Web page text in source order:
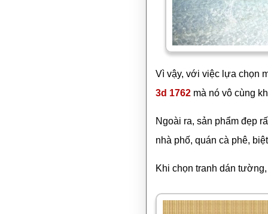
Vì vậy, với việc lựa chọn
3d 1762 mà nó vô cùng
Ngoài ra, sản phẩm đẹp
nhà phố, quán cà phê,
Khi chọn tranh dán